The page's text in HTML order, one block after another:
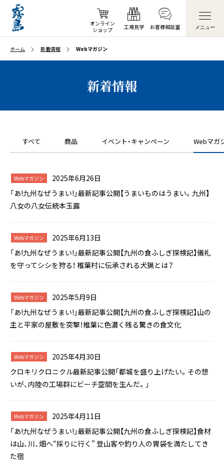
オンライン
ショップ
工場見学 お客様相談室 メニュー
ホーム 新着情報 Webマガジン
新着情報
すべて 商品 イベント・キャンペーン Webマガ
Webマガジン
2025年6月26日
「あ!九州なぜうまい!」最新記事公開【うまいものはうまい。九州】
八女の八女伝統本玉露
Webマガジン
2025年6月13日
「あ!九州なぜうまい!」最新記事公開【九州の食ふしぎ探検記】儀礼
を守ってシシを狩る！ 椎葉村に伝承される犬猟とは？
Webマガジン
2025年5月9日
「あ!九州なぜうまい!」最新記事公開【九州の食ふしぎ探検記】山の
主と平家の屋敷を突撃！椎葉に色濃く残る驚きの食文化
Webマガジン
2025年4月30日
クロキリクロニクル最新記事公開「都城を盛り上げたい。その想
いが、内陸の工場群にビーチ空間を生んだ。」
Webマガジン
2025年4月11日
「あ!九州なぜうまい!」最新記事公開【九州の食ふしぎ探検記】食材
は山、川、畑へ“採りに行く” 登山客や釣り人の胃袋を満たしてき
た宿